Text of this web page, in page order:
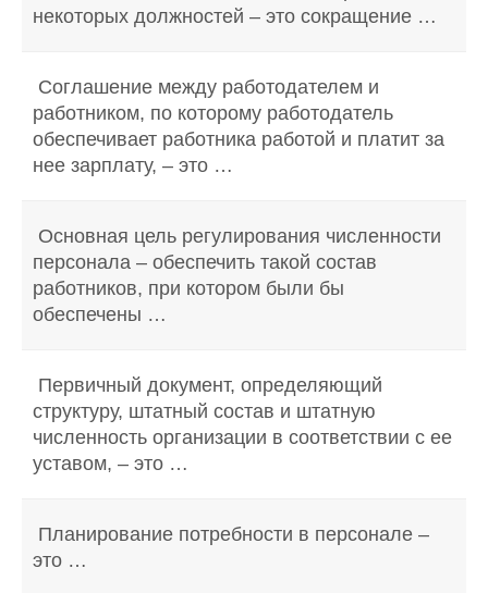
некоторых должностей – это сокращение …
Соглашение между работодателем и
работником, по которому работодатель
обеспечивает работника работой и платит за
нее зарплату, – это …
Основная цель регулирования численности
персонала – обеспечить такой состав
работников, при котором были бы
обеспечены …
Первичный документ, определяющий
структуру, штатный состав и штатную
численность организации в соответствии с ее
уставом, – это …
Планирование потребности в персонале –
это …